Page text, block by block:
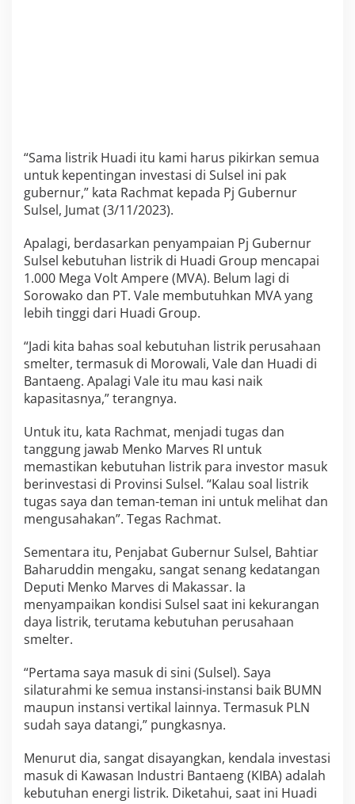
“Sama listrik Huadi itu kami harus pikirkan semua
untuk kepentingan investasi di Sulsel ini pak
gubernur,” kata Rachmat kepada Pj Gubernur
Sulsel, Jumat (3/11/2023).
Apalagi, berdasarkan penyampaian Pj Gubernur
Sulsel kebutuhan listrik di Huadi Group mencapai
1.000 Mega Volt Ampere (MVA). Belum lagi di
Sorowako dan PT. Vale membutuhkan MVA yang
lebih tinggi dari Huadi Group.
“Jadi kita bahas soal kebutuhan listrik perusahaan
smelter, termasuk di Morowali, Vale dan Huadi di
Bantaeng. Apalagi Vale itu mau kasi naik
kapasitasnya,” terangnya.
Untuk itu, kata Rachmat, menjadi tugas dan
tanggung jawab Menko Marves RI untuk
memastikan kebutuhan listrik para investor masuk
berinvestasi di Provinsi Sulsel. “Kalau soal listrik
tugas saya dan teman-teman ini untuk melihat dan
mengusahakan”. Tegas Rachmat.
Sementara itu, Penjabat Gubernur Sulsel, Bahtiar
Baharuddin mengaku, sangat senang kedatangan
Deputi Menko Marves di Makassar. Ia
menyampaikan kondisi Sulsel saat ini kekurangan
daya listrik, terutama kebutuhan perusahaan
smelter.
“Pertama saya masuk di sini (Sulsel). Saya
silaturahmi ke semua instansi-instansi baik BUMN
maupun instansi vertikal lainnya. Termasuk PLN
sudah saya datangi,” pungkasnya.
Menurut dia, sangat disayangkan, kendala investasi
masuk di Kawasan Industri Bantaeng (KIBA) adalah
kebutuhan energi listrik. Diketahui, saat ini Huadi